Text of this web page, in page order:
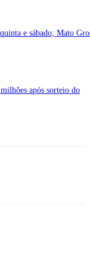
e sábado; Mato
após sorteio do